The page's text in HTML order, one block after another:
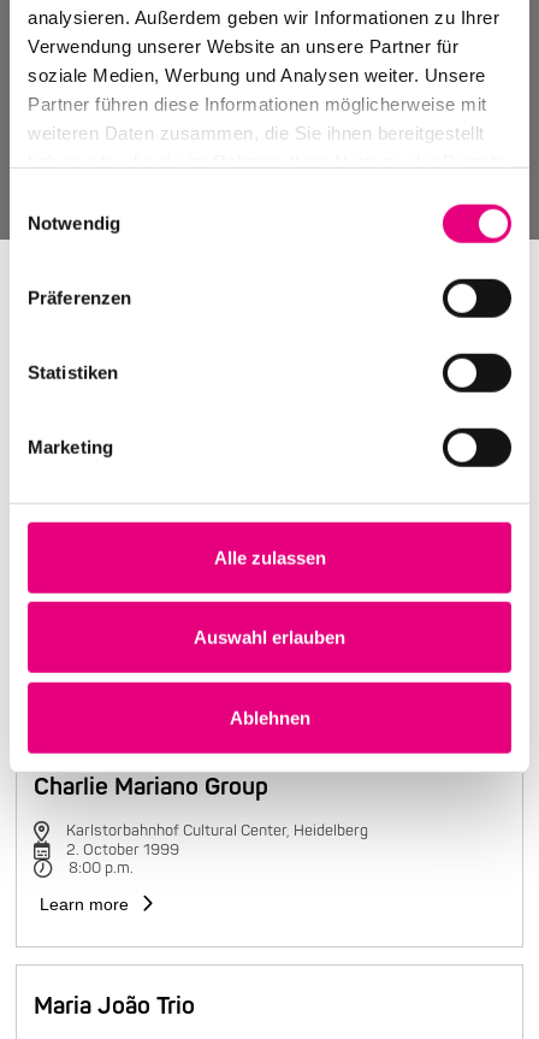
analysieren. Außerdem geben wir Informationen zu Ihrer
Verwendung unserer Website an unsere Partner für
soziale Medien, Werbung und Analysen weiter. Unsere
Partner führen diese Informationen möglicherweise mit
weiteren Daten zusammen, die Sie ihnen bereitgestellt
Notwendig
Präferenzen
Statistiken
Marketing
Alle zulassen
Auswahl erlauben
Ablehnen
Events Archive
Past events, festivals, and venues
Nightmares on Wax
Learn more
Charlie Mariano Group
Karlstorbahnhof Cultural Center, Heidelberg
2. October 1999
8:00 p.m.
Learn more
Maria João Trio